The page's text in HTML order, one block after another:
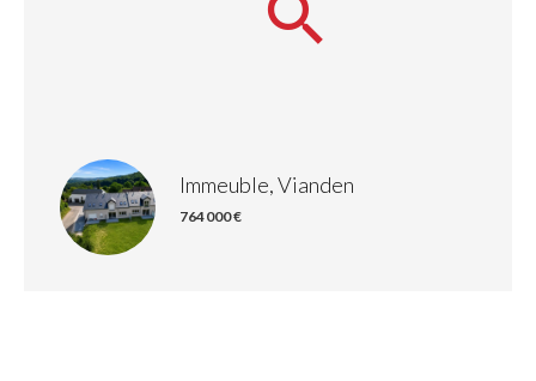
Immeuble, Vianden
764 000 €